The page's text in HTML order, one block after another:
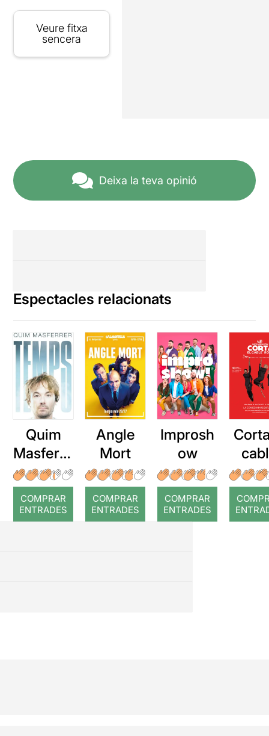
Veure fitxa
sencera
Deixa la teva opinió
Espectacles relacionats
Quim
Masferre
r: Temps
COMPRAR
ENTRADES
Angle
Mort
COMPRAR
ENTRADES
Improsh
ow
COMPRAR
ENTRADES